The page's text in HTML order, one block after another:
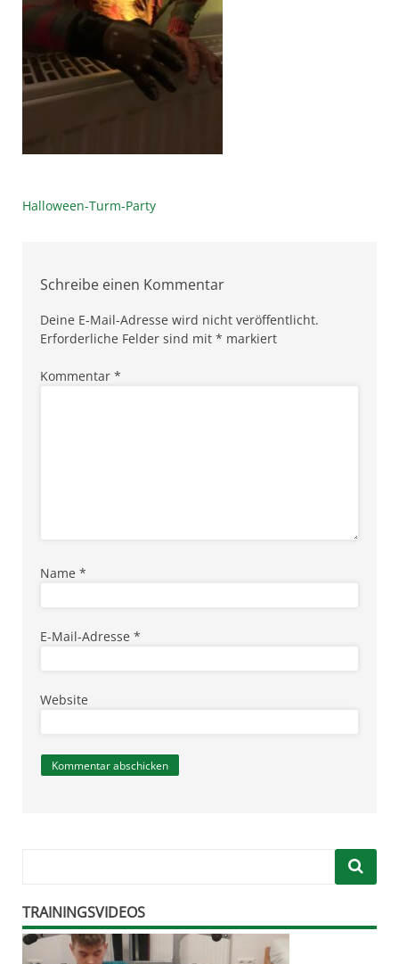
Beitragsnavigation
Halloween-Turm-Party
Schreibe einen Kommentar
Deine E-Mail-Adresse wird nicht veröffentlicht.
Erforderliche Felder sind mit * markiert
Kommentar *
Name *
E-Mail-Adresse *
Website
TRAININGSVIDEOS